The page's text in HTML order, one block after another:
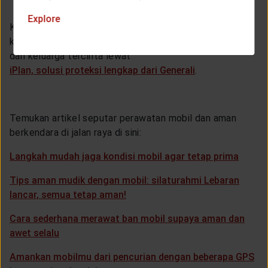
Kecelakaan di jalan raya bisa terjadi kapan saja, oleh
karena itu, siapkan jaring pengamanan untuk kita sendiri
dan keluarga tercinta lewat
iPlan, solusi proteksi lengkap dari Generali
Temukan artikel seputar perawatan mobil dan aman
berkendara di jalan raya di sini:
Langkah mudah jaga kondisi mobil agar tetap prima
Tips aman mudik dengan mobil: silaturahmi Lebaran
lancar, semua tetap aman!
Cara sederhana merawat ban mobil supaya aman dan
awet selalu
Amankan mobilmu dari pencurian dengan beberapa GPS
Explore